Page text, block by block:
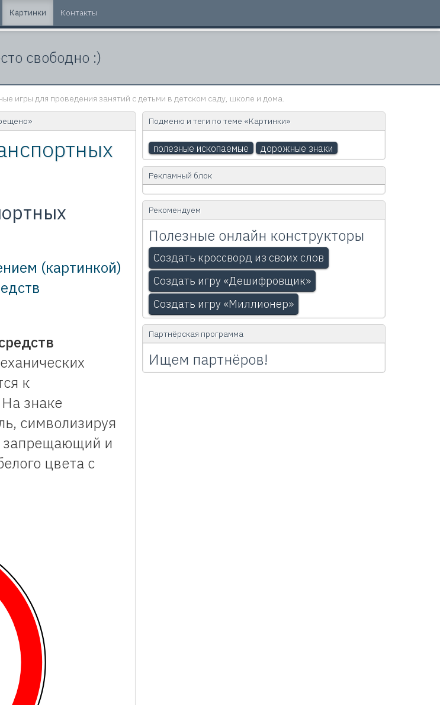
Картинки Контакты
свободно :)
игры для проведения занятий с детьми в детском саду, школе и дома.
(картинкой)
к
знаке
символизируя
запрещающий и
цвета с
Подменю и теги по теме «Картинки»
полезные ископаемые дорожные знаки
Рекламный блок
Рекомендуем
Полезные онлайн конструкторы
Создать кроссворд из своих слов
Создать игру «Дешифровщик»
Создать игру «Миллионер»
Партнёрская программа
Ищем партнёров!